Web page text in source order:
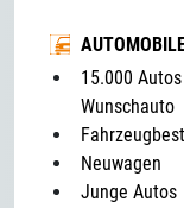
15.000
Wunschauto
Neuwagen
Junge Autos